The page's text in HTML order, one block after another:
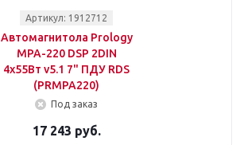
Артикул: 1912712
Автомагнитола Prology
MPA-220 DSP 2DIN
4x55Вт v5.1 7" ПДУ RDS
(PRMPA220)
Под заказ
17 243 руб.